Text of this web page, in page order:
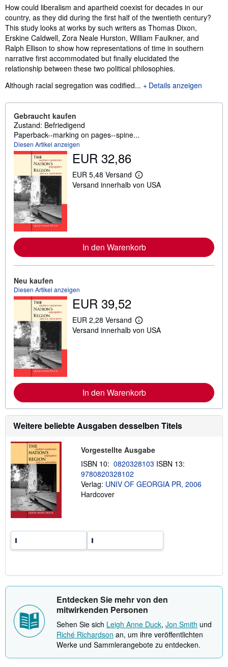
Inhaltsangabe
How could liberalism and apartheid coexist for decades in our
country, as they did during the first half of the twentieth century?
This study looks at works by such writers as Thomas Dixon,
Erskine Caldwell, Zora Neale Hurston, William Faulkner, and
Ralph Ellison to show how representations of time in southern
narrative first accommodated but finally elucidated the
relationship between these two political philosophies.
Although racial segregation was codified...
Details anzeigen
Gebraucht kaufen
Zustand: Befriedigend
Paperback--marking on pages--spine...
Diesen Artikel anzeigen
EUR 32,86
EUR 5,48 Versand
W
e
n
f
e
n
z
n
d
o
s
t
e
Versand innerhalb von USA
In den Warenkorb
Neu kaufen
Diesen Artikel anzeigen
EUR 39,52
EUR 2,28 Versand
W
e
n
f
r
m
a
t
n
e
n
u
n
o
e
Versand innerhalb von USA
In den Warenkorb
Weitere beliebte Ausgaben desselben Titels
Vorgestellte Ausgabe
ISBN 10: 0820328103 ISBN 13:
9780820328102
Verlag: UNIV OF GEORGIA PR, 2006
Hardcover
Entdecken Sie mehr von den
mitwirkenden Personen
Sehen Sie sich Leigh Anne Duck, Jon Smith und
Riché Richardson an, um ihre veröffentlichten
Werke und Sammlerangebote zu entdecken.